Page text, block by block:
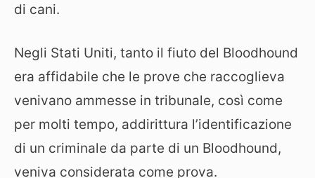
di cani.
Negli Stati Uniti, tanto il fiuto del Bloodhound
era affidabile che le prove che raccoglieva
venivano ammesse in tribunale, così come
per molti tempo, addirittura l’identificazione
di un criminale da parte di un Bloodhound,
veniva considerata come prova.